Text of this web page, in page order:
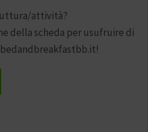
attività?
della scheda per usufruire di